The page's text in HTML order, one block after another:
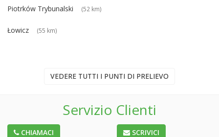
Piotrków Trybunalski (52 km)
Łowicz (55 km)
VEDERE TUTTI I PUNTI DI PRELIEVO
Servizio Clienti
CHIAMACI SCRIVICI